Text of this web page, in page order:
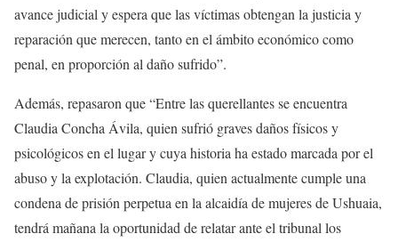
avance judicial y espera que las víctimas obtengan la justicia y
reparación que merecen, tanto en el ámbito económico como
penal, en proporción al daño sufrido”.
Además, repasaron que “Entre las querellantes se encuentra
Claudia Concha Ávila, quien sufrió graves daños físicos y
psicológicos en el lugar y cuya historia ha estado marcada por el
abuso y la explotación. Claudia, quien actualmente cumple una
condena de prisión perpetua en la alcaidía de mujeres de Ushuaia,
tendrá mañana la oportunidad de relatar ante el tribunal los